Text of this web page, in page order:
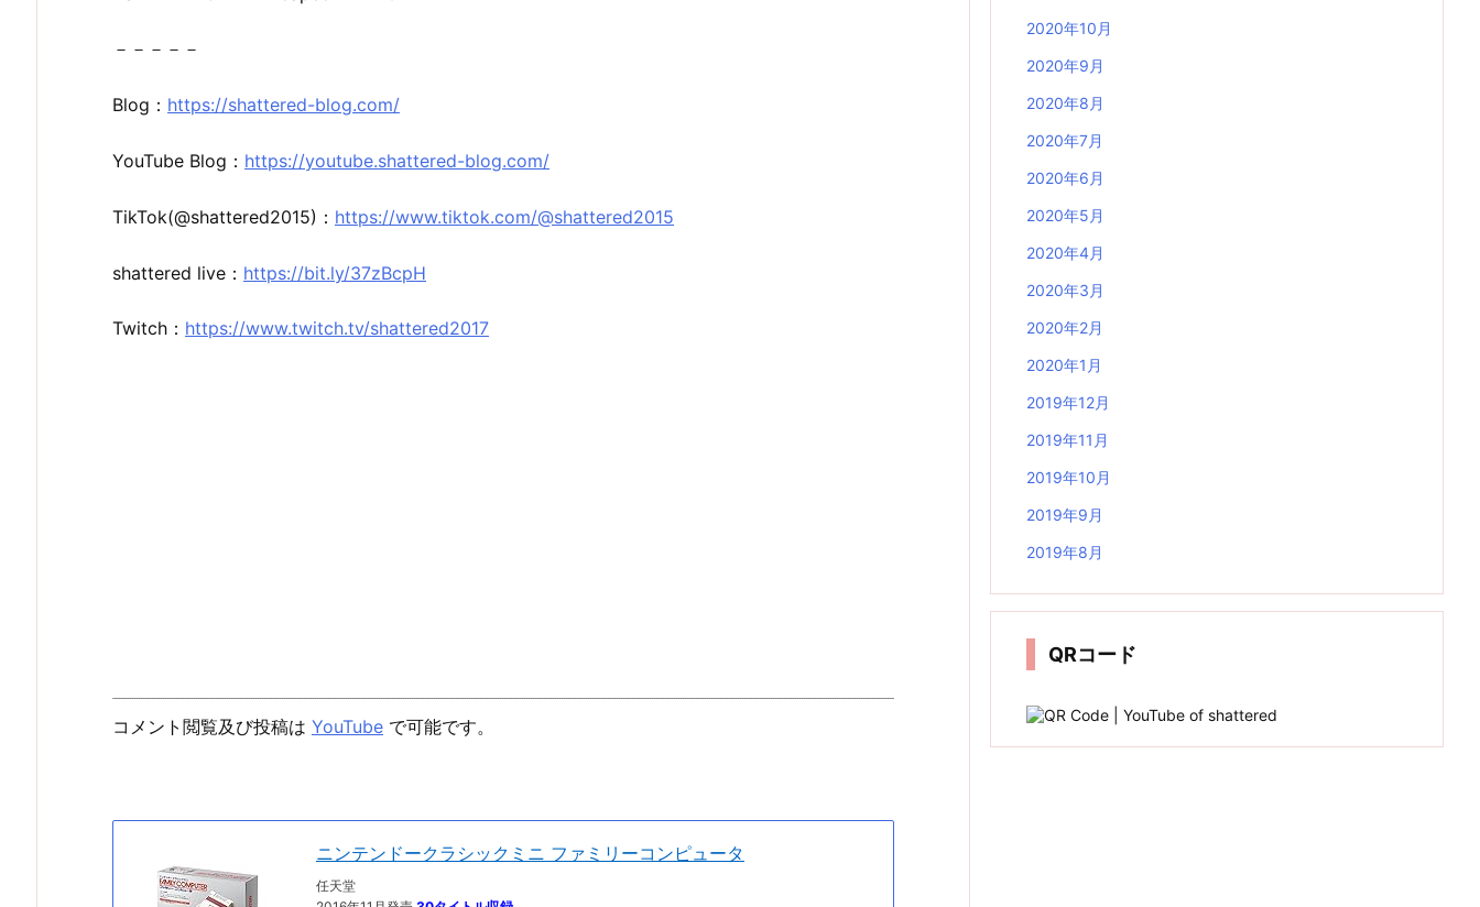
－－－－－
Blog： https://shattered-blog.com/
YouTube Blog： https://youtube.shattered-blog.com/
TikTok(@shattered2015)： https://www.tiktok.com/@shattered2015
shattered live： https://bit.ly/37zBcpH
Twitch： https://www.twitch.tv/shattered2017
コメント閲覧及び投稿は YouTube で可能です。
ニンテンドークラシックミニ ファミリーコンピュータ
任天堂
2020年10月
2020年9月
2020年8月
2020年7月
2020年6月
2020年5月
2020年4月
2020年3月
2020年2月
2020年1月
2019年12月
2019年11月
2019年10月
2019年9月
2019年8月
QRコード